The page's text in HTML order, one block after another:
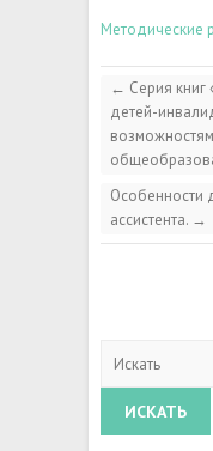
Методические
← Серия
детей-
Особенности
ассистента. →